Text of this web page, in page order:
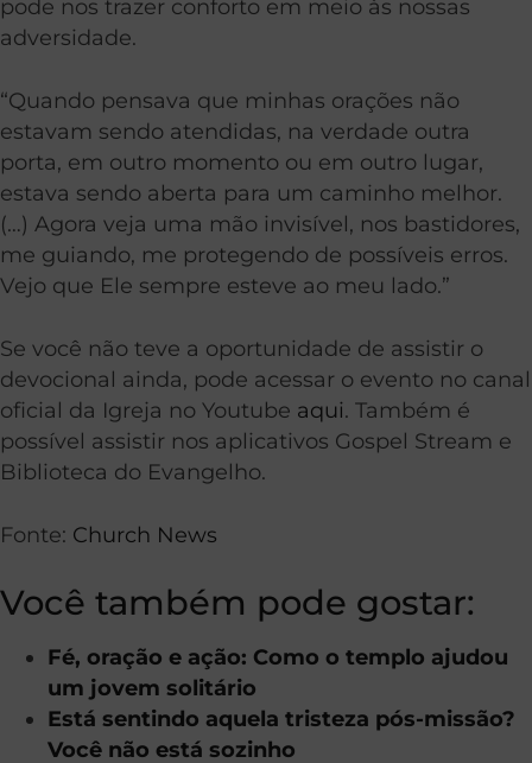
pode nos trazer conforto em meio às nossas
adversidade.
“Quando pensava que minhas orações não
estavam sendo atendidas, na verdade outra
porta, em outro momento ou em outro lugar,
estava sendo aberta para um caminho melhor.
(…) Agora veja uma mão invisível, nos bastidores,
me guiando, me protegendo de possíveis erros.
Vejo que Ele sempre esteve ao meu lado.”
Se você não teve a oportunidade de assistir o
devocional ainda, pode acessar o evento no canal
oficial da Igreja no Youtube aqui. Também é
possível assistir nos aplicativos Gospel Stream e
Biblioteca do Evangelho.
Fonte: Church News
Você também pode gostar:
Fé, oração e ação: Como o templo ajudou
um jovem solitário
Está sentindo aquela tristeza pós-missão?
Você não está sozinho